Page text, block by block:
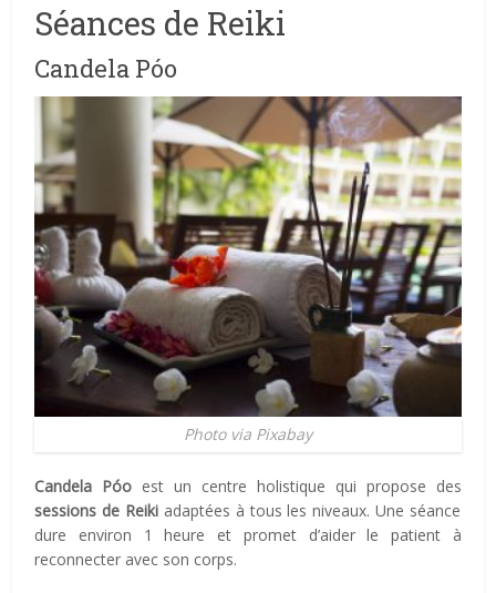
Séances de Reiki
Candela Póo
Photo via Pixabay
Candela Póo est un centre holistique qui propose des
sessions de Reikiadaptées à tous les niveaux. Une séance
dure environ 1 heure et promet d’aider le patient à
reconnecter avec son corps.